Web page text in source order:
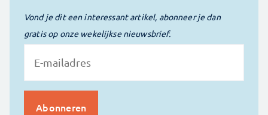
Vond je dit een interessant artikel, abonneer je dan
gratis op onze wekelijkse nieuwsbrief.